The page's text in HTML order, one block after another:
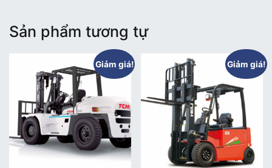
Sản phẩm tương tự
Giảm giá! Giảm giá!